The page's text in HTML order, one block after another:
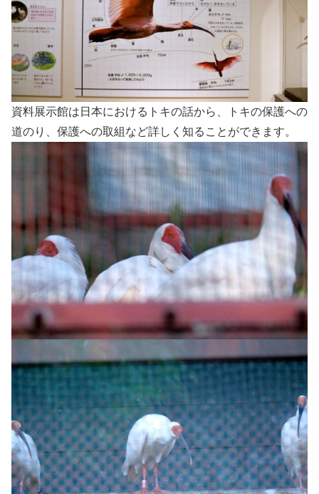
資料展示館は日本におけるトキの話から、トキの保護への
道のり、保護への取組など詳しく知ることができます。